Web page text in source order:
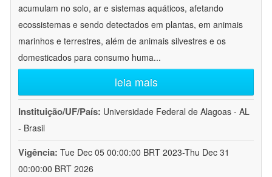
acumulam no solo, ar e sistemas aquáticos, afetando
ecossistemas e sendo detectados em plantas, em animais
marinhos e terrestres, além de animais silvestres e os
domesticados para consumo huma...
leia mais
Instituição/UF/País: Universidade Federal de Alagoas - AL
- Brasil
Vigência: Tue Dec 05 00:00:00 BRT 2023-Thu Dec 31
00:00:00 BRT 2026